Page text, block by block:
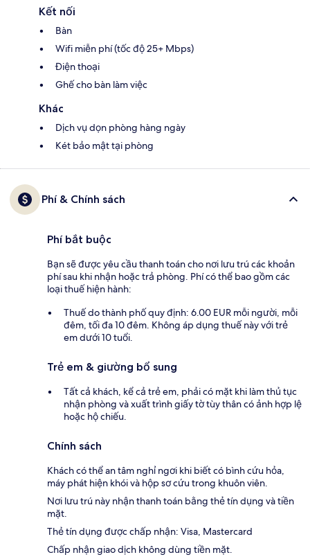
Kết nối
Bàn
Wifi miễn phí (tốc độ 25+ Mbps)
Điện thoại
Ghế cho bàn làm việc
Khác
Dịch vụ dọn phòng hàng ngày
Két bảo mật tại phòng
Phí & Chính sách
Phí bắt buộc
Bạn sẽ được yêu cầu thanh toán cho nơi lưu trú các khoản
phí sau khi nhận hoặc trả phòng. Phí có thể bao gồm các
loại thuế hiện hành:
Thuế do thành phố quy định: 6.00 EUR mỗi người, mỗi
đêm, tối đa 10 đêm. Không áp dụng thuế này với trẻ
em dưới 10 tuổi.
Trẻ em & giường bổ sung
Tất cả khách, kể cả trẻ em, phải có mặt khi làm thủ tục
nhận phòng và xuất trình giấy tờ tùy thân có ảnh hợp lệ
hoặc hộ chiếu.
Chính sách
Khách có thể an tâm nghỉ ngơi khi biết có bình cứu hỏa,
máy phát hiện khói và hộp sơ cứu trong khuôn viên.
Nơi lưu trú này nhận thanh toán bằng thẻ tín dụng và tiền
mặt.
Thẻ tín dụng được chấp nhận: Visa, Mastercard
Chấp nhận giao dịch không dùng tiền mặt.